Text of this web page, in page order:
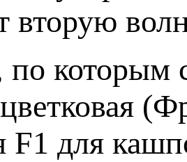
вторую
по которым
F1 для